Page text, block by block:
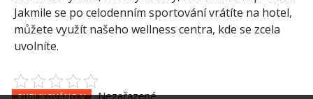
Jakmile se po celodenním sportování vrátíte na hotel,
můžete využít našeho wellness centra, kde se zcela
uvolníte.
PUBLIKOVÁNO V Nezařazené